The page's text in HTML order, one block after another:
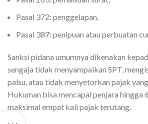
Pasal 372: penggelapan,
Pasal 387: penipuan atau perbuatan
Sanksi pidana umumnya dikenakan
sengaja tidak menyampaikan SPT,
palsu, atau tidak menyetorkan pajak
Hukuman bisa mencapai penjara hingga
maksimal empat kali pajak terutang.